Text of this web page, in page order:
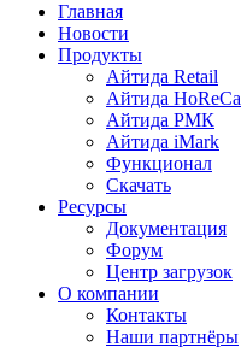
Главная
Новости
Продукты
Айтида Retail
Айтида HoReCa
Айтида РМК
Айтида iMark
Функционал
Скачать
Ресурсы
Документация
Форум
Центр загрузок
О компании
Контакты
Наши партнёры